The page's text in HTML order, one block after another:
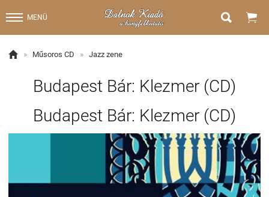
MENÜ  
 » Műsoros CD » Jazz zene
Budapest Bár: Klezmer (CD)
Budapest Bár: Klezmer (CD)